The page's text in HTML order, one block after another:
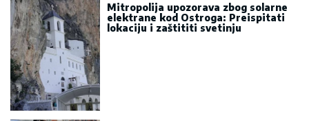
Mitropolija upozorava zbog solarne
elektrane kod Ostroga: Preispitati
lokaciju i zaštititi svetinju